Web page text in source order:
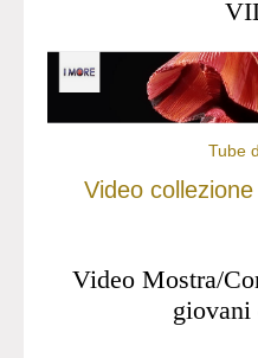
Tube
Video
Video Mostra/
giovani